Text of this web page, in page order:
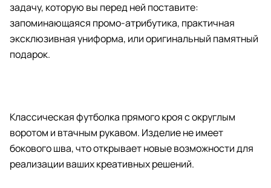
задачу, которую вы перед ней поставите:
запоминающаяся промо-атрибутика, практичная
эксклюзивная униформа, или оригинальный памятный
подарок.
Классическая футболка прямого кроя с округлым
воротом и втачным рукавом. Изделие не имеет
бокового шва, что открывает новые возможности для
реализации ваших креативных решений.